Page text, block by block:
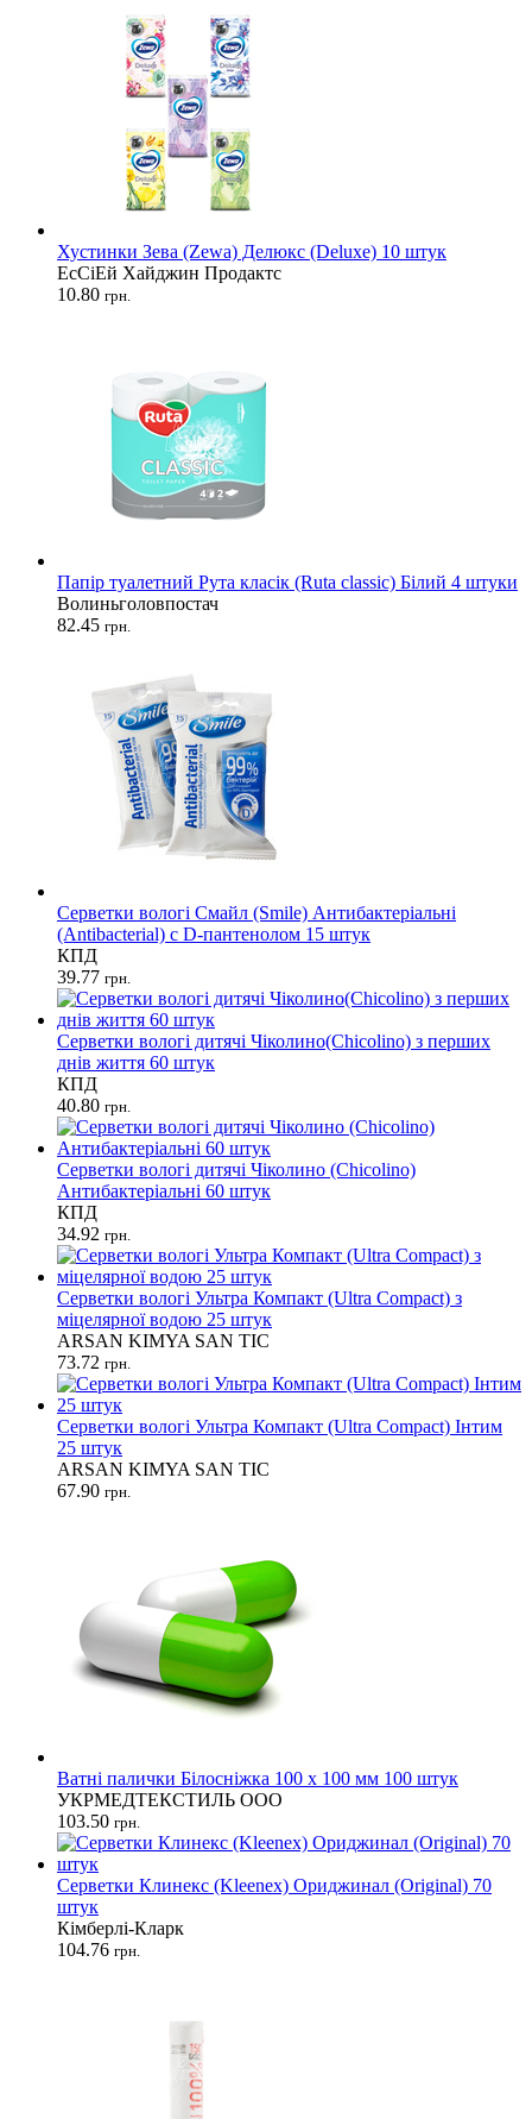
Хустинки Зева (Zewa) Делюкс (Deluxe) 10 штук
ЕсСіЕй Хайджин Продактс
10.80 грн.
Папір туалетний Рута класік (Ruta classic) Білий 4 штуки
Волиньголовпостач
82.45 грн.
Серветки вологі Смайл (Smile) Антибактеріальні
(Antibacterial) c D-пантенолом 15 штук
КПД
39.77 грн.
Серветки вологі дитячі Чіколино(Chicolino) з перших
днів життя 60 штук
КПД
40.80 грн.
Серветки вологі дитячі Чіколино (Chicolino)
Антибактеріальні 60 штук
КПД
34.92 грн.
Серветки вологі Ультра Компакт (Ultra Compact) з
міцелярної водою 25 штук
ARSAN KIMYA SAN TIC
73.72 грн.
Серветки вологі Ультра Компакт (Ultra Compact) Інтим
25 штук
ARSAN KIMYA SAN TIC
67.90 грн.
Ватні палички Білосніжка 100 х 100 мм 100 штук
УКРМЕДТЕКСТИЛЬ ООО
103.50 грн.
Серветки Клинекс (Kleenex) Ориджинал (Original) 70
штук
Кімберлі-Кларк
104.76 грн.